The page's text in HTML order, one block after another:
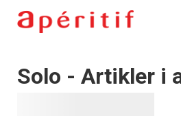
Solo - Artikler i